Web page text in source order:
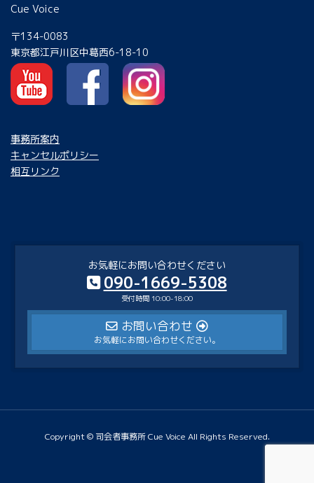
Cue Voice
〒134-0083
東京都江戸川区中葛西6-18-10
事務所案内
キャンセルポリシー
相互リンク
お気軽にお問い合わせください
090-1669-5308
受付時間 10:00-18:00
お問い合わせ
お気軽にお問い合わせください。
Copyright © 司会者事務所 Cue Voice All Rights Reserved.